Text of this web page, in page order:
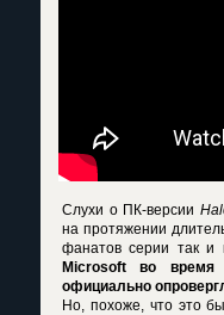
Слухи о ПК-версии
на протяжении
фанатов серии так и
Microsoft во время
официально
Но, похоже, что это